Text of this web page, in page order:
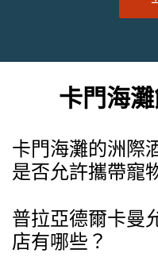
卡門海
卡門海灘的洲際
是否允許攜帶寵
普拉亞德爾卡曼
店有哪些？